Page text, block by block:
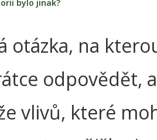
bylo jinak?
otázka, na
odpovědět,
vlivů, které